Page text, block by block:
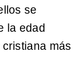
se
la edad
más